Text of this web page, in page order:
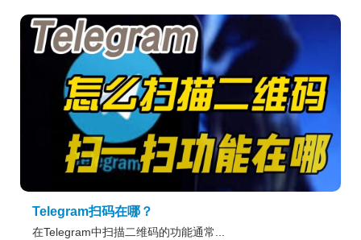
Telegram扫码在哪？
在Telegram中扫描二维码的功能通常...